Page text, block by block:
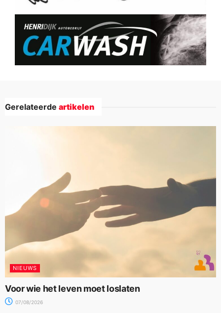
Gerelateerde artikelen
NIEUWS
Voor wie het leven moet loslaten
07/08/2026